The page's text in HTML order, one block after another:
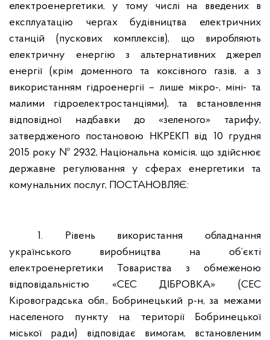
електроенергетики, у тому числі на введених в
експлуатацію чергах будівництва електричних
станцій (пускових комплексів), що виробляють
електричну енергію з альтернативних джерел
енергії (крім доменного та коксівного газів, а з
використанням гідроенергії – лише мікро-, міні- та
малими гідроелектростанціями), та встановлення
відповідної надбавки до «зеленого» тарифу,
затвердженого постановою НКРЕКП від 10 грудня
2015 року № 2932, Національна комісія, що здійснює
державне регулювання у сферах енергетики та
комунальних послуг, ПОСТАНОВЛЯЄ:
1. Рівень використання обладнання
українського виробництва на об’єкті
електроенергетики Товариства з обмеженою
відповідальністю «СЕС ДІБРОВКА» (СЕС
Кіровоградська обл., Бобринецький р-н, за межами
населеного пункту на території Бобринецької
міської ради) відповідає вимогам, встановленим